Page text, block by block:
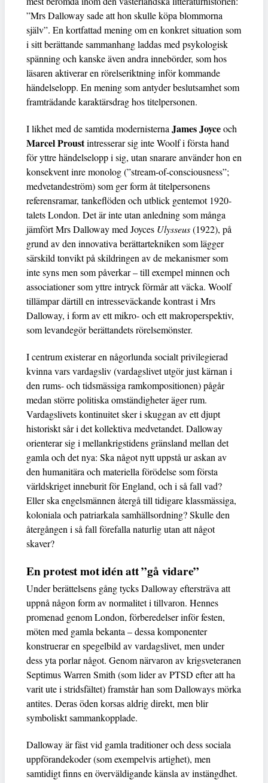
”Mrs Dalloway sade att hon skulle köpa blommorna
själv”. En kortfattad mening om en konkret situation som
i sitt berättande sammanhang laddas med psykologisk
spänning och kanske även andra innebörder, som hos
läsaren aktiverar en rörelseriktning inför kommande
händelselopp. En mening som antyder beslutsamhet som
framträdande karaktärsdrag hos titelpersonen.
I likhet med de samtida modernisterna James Joyceoch
Marcel Proustintresserar sig inte Woolf i första hand
för yttre händelselopp i sig, utan snarare använder hon en
konsekvent inre monolog (”stream-of-consciousness”;
medvetandeström) som ger form åt titelpersonens
referensramar, tankeflöden och utblick gentemot 1920-
talets London. Det är inte utan anledning som många
jämfört Mrs Dalloway med Joyces Ulysseus(1922), på
grund av den innovativa berättartekniken som lägger
särskild tonvikt på skildringen av de mekanismer som
inte syns men som påverkar – till exempel minnen och
associationer som yttre intryck förmår att väcka. Woolf
tillämpar därtill en intresseväckande kontrast i Mrs
Dalloway, i form av ett mikro- och ett makroperspektiv,
som levandegör berättandets rörelsemönster.
I centrum existerar en någorlunda socialt privilegierad
kvinna vars vardagsliv (vardagslivet utgör just kärnan i
den rums- och tidsmässiga ramkompositionen) pågår
medan större politiska omständigheter äger rum.
Vardagslivets kontinuitet sker i skuggan av ett djupt
historiskt sår i det kollektiva medvetandet. Dalloway
orienterar sig i mellankrigstidens gränsland mellan det
gamla och det nya: Ska något nytt uppstå ur askan av
den humanitära och materiella förödelse som första
världskriget inneburit för England, och i så fall vad?
Eller ska engelsmännen återgå till tidigare klassmässiga,
koloniala och patriarkala samhällsordning? Skulle den
återgången i så fall förefalla naturlig utan att något
skaver?
En protest mot idén att ”gå vidare”
Under berättelsens gång tycks Dalloway eftersträva att
uppnå någon form av normalitet i tillvaron. Hennes
promenad genom London, förberedelser inför festen,
möten med gamla bekanta – dessa komponenter
konstruerar en spegelbild av vardagslivet, men under
dess yta porlar något. Genom närvaron av krigsveteranen
Septimus Warren Smith (som lider av PTSD efter att ha
varit ute i stridsfältet) framstår han som Dalloways mörka
antites. Deras öden korsas aldrig direkt, men blir
symboliskt sammankopplade.
Dalloway är fäst vid gamla traditioner och dess sociala
uppförandekoder (som exempelvis artighet), men
samtidigt finns en överväldigande känsla av instängdhet.